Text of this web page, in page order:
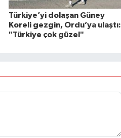
Türkiye’yi dolaşan Güney
Koreli gezgin, Ordu’ya ulaştı:
"Türkiye çok güzel"